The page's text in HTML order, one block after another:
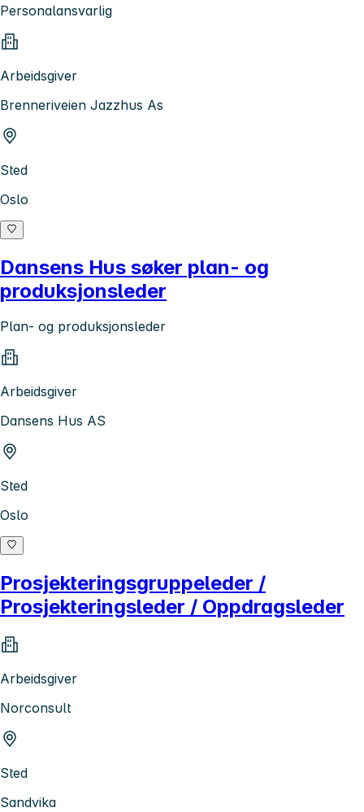
Personalansvarlig
Arbeidsgiver
Brenneriveien Jazzhus As
Sted
Oslo
Dansens Hus søker plan- og
produksjonsleder
Plan- og produksjonsleder
Arbeidsgiver
Dansens Hus AS
Sted
Oslo
Prosjekteringsgruppeleder /
Prosjekteringsleder / Oppdragsleder
Arbeidsgiver
Norconsult
Sted
Sandvika